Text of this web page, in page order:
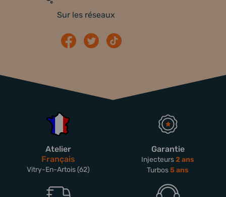
Sur les réseaux
Atelier
Français
Vitry-En-Artois (62)
Garantie
Injecteurs2 ans
Turbos5 ans